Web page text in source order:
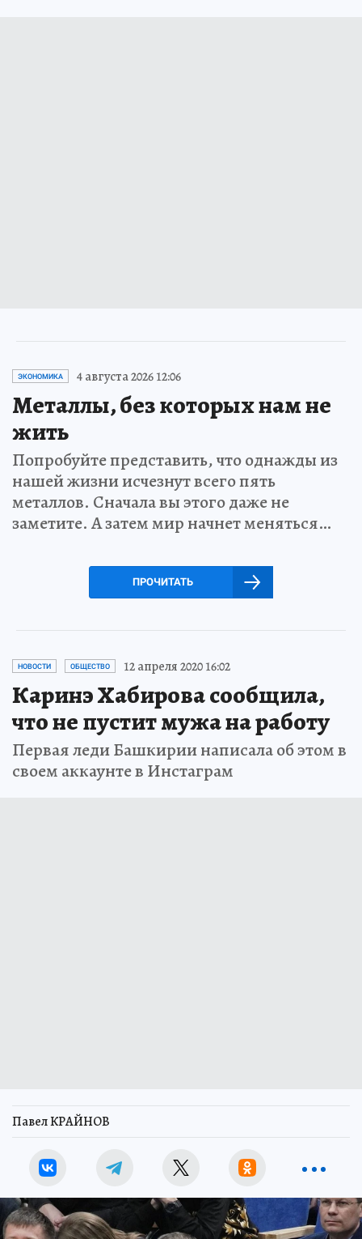
ЭКОНОМИКА 4 августа 2026 12:06
Металлы, без которых нам не
жить
Попробуйте представить, что однажды из
нашей жизни исчезнут всего пять
металлов. Сначала вы этого даже не
заметите. А затем мир начнет меняться…
ПРОЧИТАТЬ
НОВОСТИ ОБЩЕСТВО 12 апреля 2020 16:02
Каринэ Хабирова сообщила,
что не пустит мужа на работу
Первая леди Башкирии написала об этом в
своем аккаунте в Инстаграм
Павел КРАЙНОВ